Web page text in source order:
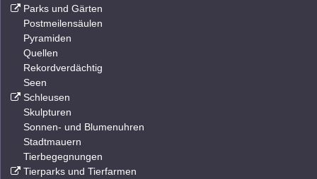
Parks und Gärten
Postmeilensäulen
Pyramiden
Quellen
Rekordverdächtig
Seen
Schleusen
Skulpturen
Sonnen- und Blumenuhren
Stadtmauern
Tierbegegnungen
Tierparks und Tierfarmen